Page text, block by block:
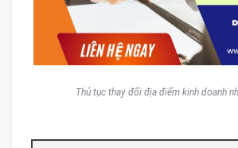
Thủ tục thay đổi địa điểm kinh doanh